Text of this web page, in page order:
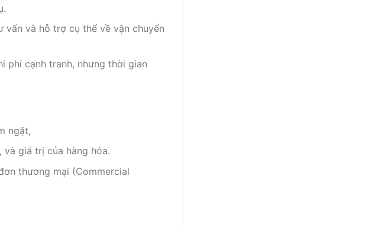
vấn và hỗ trợ cụ thể về vận chuyển
phí cạnh tranh, nhưng thời gian
ngặt,
giá trị của hàng hóa.
thương mại (Commercial